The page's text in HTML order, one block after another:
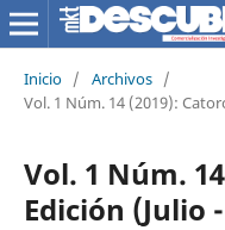
Inicio / Archivos /
Vol. 1 Núm. 14 (2019):
Vol. 1 Núm.
Edición (Julio